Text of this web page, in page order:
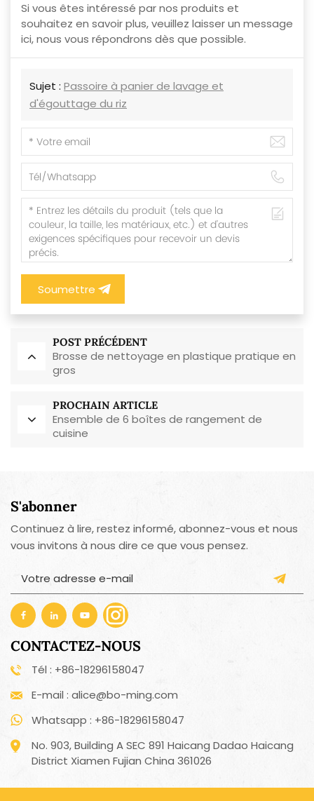
Si vous êtes intéressé par nos produits et
souhaitez en savoir plus, veuillez laisser un message
ici, nous vous répondrons dès que possible.
Sujet : Passoire à panier de lavage et
d'égouttage du riz
Soumettre
POST PRÉCÉDENT
Brosse de nettoyage en plastique pratique en
gros
PROCHAIN ARTICLE
Ensemble de 6 boîtes de rangement de
cuisine
S'abonner
Continuez à lire, restez informé, abonnez-vous et nous
vous invitons à nous dire ce que vous pensez.
CONTACTEZ-NOUS
Tél : +86-18296158047
E-mail : alice@bo-ming.com
Whatsapp : +86-18296158047
No. 903, Building A SEC 891 Haicang Dadao Haicang
District Xiamen Fujian China 361026